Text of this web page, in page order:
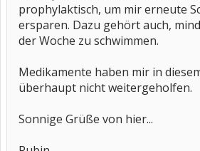
prophylaktisch, um mir erneute
ersparen. Dazu gehört auch,
der Woche zu schwimmen.
Medikamente haben mir in
überhaupt nicht weitergeholfen.
Sonnige Grüße von hier...